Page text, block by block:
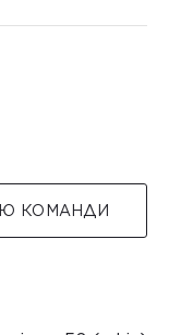
КОМАНДИ